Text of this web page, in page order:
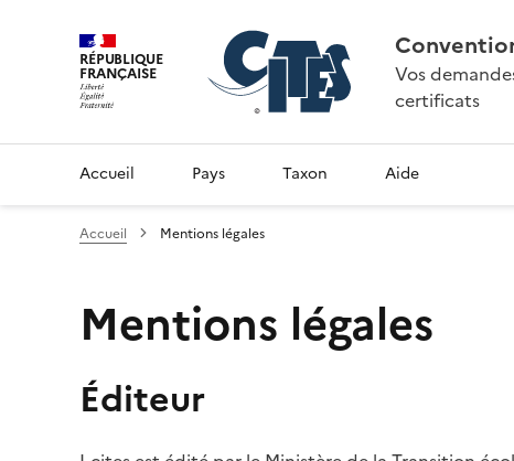
RÉPUBLIQUE
FRANÇAISE
Vos
certificats
Accueil Pays Taxon Aide
Accueil Mentions légales
Mentions légales
Éditeur